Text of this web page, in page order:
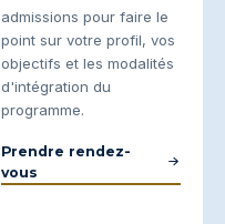
admissions pour faire le
point sur votre profil, vos
objectifs et les modalités
d'intégration du
programme.
Prendre rendez-
vous